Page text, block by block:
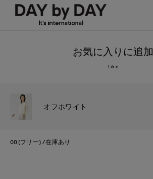
お気に入りに追加
Like
オフホワイト
00(フリー) 在庫あり